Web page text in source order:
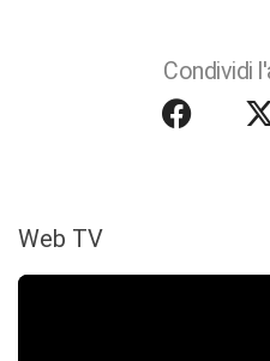
Condividi
Web TV